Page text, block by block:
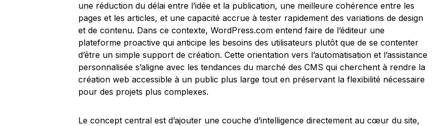
une réduction du délai entre l’idée et la publication, une meilleure cohérence entre les
pages et les articles, et une capacité accrue à tester rapidement des variations de design
et de contenu. Dans ce contexte, WordPress.com entend faire de l’éditeur une
plateforme proactive qui anticipe les besoins des utilisateurs plutôt que de se contenter
d’être un simple support de création. Cette orientation vers l’automatisation et l’assistance
personnalisée s’aligne avec les tendances du marché des CMS qui cherchent à rendre la
création web accessible à un public plus large tout en préservant la flexibilité nécessaire
pour des projets plus complexes.
Le concept central est d’ajouter une couche d’intelligence directement au cœur du site,